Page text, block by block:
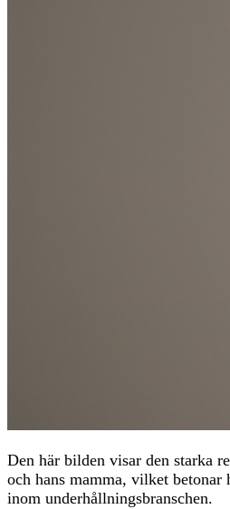
Den här bilden visar den starka
och hans mamma, vilket
inom underhållningsbranschen.